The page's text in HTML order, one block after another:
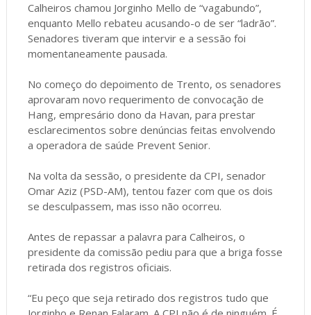
Calheiros chamou Jorginho Mello de “vagabundo”,
enquanto Mello rebateu acusando-o de ser “ladrão”.
Senadores tiveram que intervir e a sessão foi
momentaneamente pausada.
No começo do depoimento de Trento, os senadores
aprovaram novo requerimento de convocação de
Hang, empresário dono da Havan, para prestar
esclarecimentos sobre denúncias feitas envolvendo
a operadora de saúde Prevent Senior.
Na volta da sessão, o presidente da CPI, senador
Omar Aziz (PSD-AM), tentou fazer com que os dois
se desculpassem, mas isso não ocorreu.
Antes de repassar a palavra para Calheiros, o
presidente da comissão pediu para que a briga fosse
retirada dos registros oficiais.
“Eu peço que seja retirado dos registros tudo que